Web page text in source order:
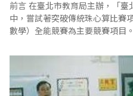
前言 在臺北市教育局主辦，「臺北市市長杯學生三算全能競賽」
中，嘗試著突破傳統珠心算比賽
數學）全能競賽為主要競賽項目
我們要如何因應？要如何調整？
算競賽對個人在教學方面的一些
待能以拋磚引玉的方式，..